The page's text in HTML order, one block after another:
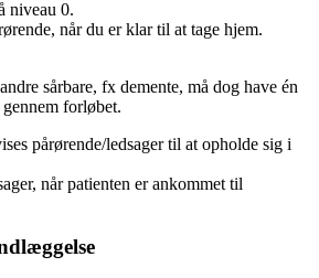
niveau 0.
når du er klar til at tage hjem.
sårbare, fx demente, må dog have én
forløbet.
pårørende/ledsager til at opholde sig i
når patienten er ankommet til